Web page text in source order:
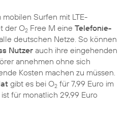
Surfen mit LTE-
der O2 Free M eine Telefonie-
deutschen Netze. So können
Nutzer auch ihre eingehenden
annehmen ohne sich
Kosten machen zu müssen.
gibt es bei O2 für 7,99 Euro im
für monatlich 29,99 Euro